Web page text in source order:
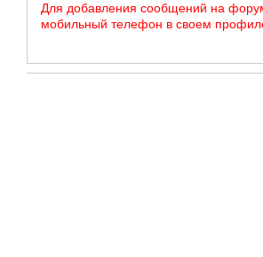
Для добавления сообщений на
мобильный телефон в своем